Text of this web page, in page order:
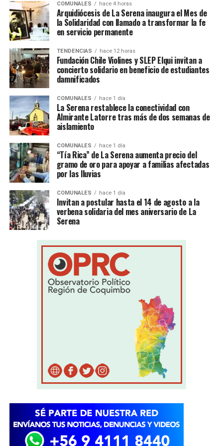
COMUNALES hace 4 horas
Arquidiócesis de La Serena inaugura el Mes de
la Solidaridad con llamado a transformar la fe
en servicio permanente
TENDENCIAS hace 12 horas
Fundación Chile Violines y SLEP Elqui invitan a
concierto solidario en beneficio de estudiantes
damnificados
COMUNALES hace 1 día
La Serena restablece la conectividad con
Almirante Latorre tras más de dos semanas de
aislamiento
COMUNALES hace 1 día
“Tía Rica” de La Serena aumenta precio del
gramo de oro para apoyar a familias afectadas
por las lluvias
COMUNALES hace 1 día
Invitan a postular hasta el 14 de agosto a la
verbena solidaria del mes aniversario de La
Serena